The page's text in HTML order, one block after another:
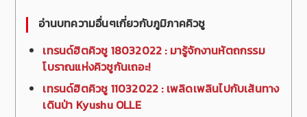
อ่านบทความอื่นๆเกี่ยวกับภูมิภาคคิวชู
เทรนด์ฮิตคิวชู 18032022 : มารู้จักงานหัตถกรรม
โบราณแห่งคิวชูกันเถอะ!
เทรนด์ฮิตคิวชู 11032022 : เพลิดเพลินไปกับเส้นทาง
เดินป่า Kyushu OLLE